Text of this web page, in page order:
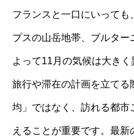
フランスと一口にいって
プスの山岳地帯、ブルター
よって11月の気候は大きく
旅行や滞在の計画を立て
均」ではなく、訪れる都市
えることが重要です。最